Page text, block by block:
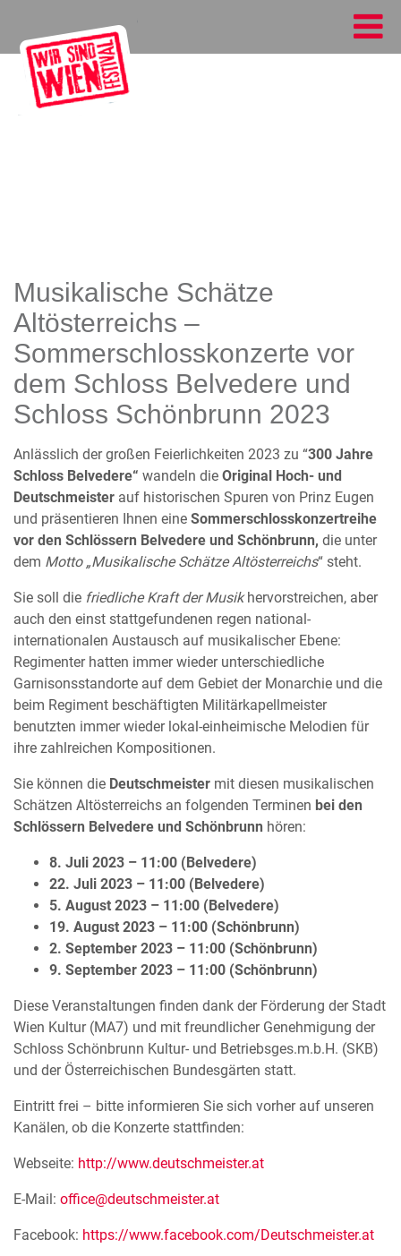
Musikalische Schätze
Altösterreichs –
Sommerschlosskonzerte vor
dem Schloss Belvedere und
Schloss Schönbrunn 2023
Anlässlich der großen Feierlichkeiten 2023 zu “300 Jahre
Schloss Belvedere“ wandeln die Original Hoch- und
Deutschmeister auf historischen Spuren von Prinz Eugen
und präsentieren Ihnen eine Sommerschlosskonzertreihe
vor den Schlössern Belvedere und Schönbrunn, die unter
dem Motto „Musikalische Schätze Altösterreichs“ steht.
Sie soll die friedliche Kraft der Musikhervorstreichen, aber
auch den einst stattgefundenen regen national-
internationalen Austausch auf musikalischer Ebene:
Regimenter hatten immer wieder unterschiedliche
Garnisonsstandorte auf dem Gebiet der Monarchie und die
beim Regiment beschäftigten Militärkapellmeister
benutzten immer wieder lokal-einheimische Melodien für
ihre zahlreichen Kompositionen.
Sie können die Deutschmeister mit diesen musikalischen
Schätzen Altösterreichs an folgenden Terminen bei den
Schlössern Belvedere und Schönbrunn hören:
8. Juli 2023 – 11:00 (Belvedere)
22. Juli 2023 – 11:00 (Belvedere)
5. August 2023 – 11:00 (Belvedere)
19. August 2023 – 11:00 (Schönbrunn)
2. September 2023 – 11:00 (Schönbrunn)
9. September 2023 – 11:00 (Schönbrunn)
Diese Veranstaltungen finden dank der Förderung der Stadt
Wien Kultur (MA7) und mit freundlicher Genehmigung der
Schloss Schönbrunn Kultur- und Betriebsges.m.b.H. (SKB)
und der Österreichischen Bundesgärten statt.
Eintritt frei – bitte informieren Sie sich vorher auf unseren
Kanälen, ob die Konzerte stattfinden:
Webseite: http://www.deutschmeister.at
E-Mail: office@deutschmeister.at
Facebook: https://www.facebook.com/Deutschmeister.at